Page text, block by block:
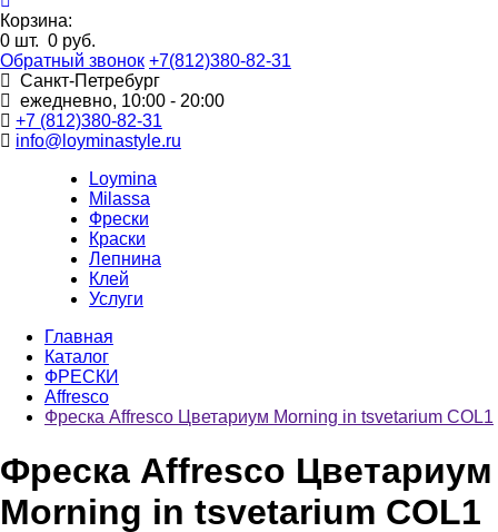
Корзина:
0 шт. 0 руб.
Обратный звонок +7(812)380-82-31
Санкт-Петребург
ежедневно, 10:00 - 20:00
+7 (812)380-82-31
info@loyminastyle.ru
Loymina
Milassa
Фрески
Краски
Лепнина
Клей
Услуги
Главная
Каталог
ФРЕСКИ
Affresco
Фреска Affresco Цветариум Morning in tsvetarium COL1
Фреска Affresco Цветариум
Morning in tsvetarium COL1